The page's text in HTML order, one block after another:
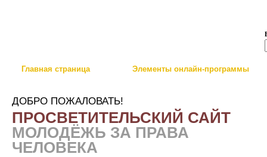
Главная страница Элементы онлайн-программы
ДОБРО ПОЖАЛОВАТЬ!
ПРОСВЕТИТЕЛЬСКИЙ САЙТ
МОЛОДЁЖЬ ЗА ПРАВА
ЧЕЛОВЕКА